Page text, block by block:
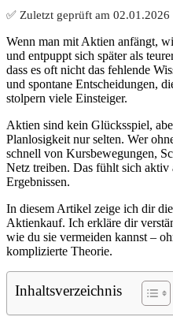
✅ Zuletzt geprüft am 02.01.2026
Wenn man mit Aktien anfängt,
und entpuppt sich später als
dass es oft nicht das fehlende
und spontane Entscheidungen,
stolpern viele Einsteiger.
Aktien sind kein Glücksspiel,
Planlosigkeit nur selten. Wer
schnell von Kursbewegungen,
Netz treiben. Das fühlt sich aktiv
Ergebnissen.
In diesem Artikel zeige ich dir
Aktienkauf. Ich erkläre dir
wie du sie vermeiden kannst –
komplizierte Theorie.
Inhaltsverzeichnis